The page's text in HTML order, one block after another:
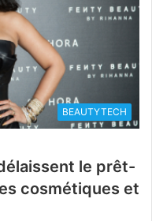
BEAUTYTECH
le prêt-
cosmétiques et